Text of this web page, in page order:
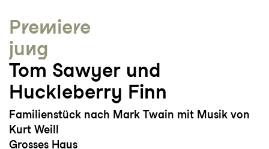
Premiere
jung
Tom Sawyer und
Huckleberry Finn
Familienstück nach Mark Twain mit Musik von
Kurt Weill
Grosses Haus